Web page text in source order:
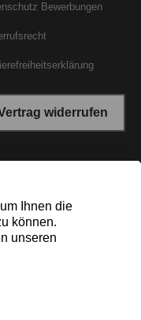
Bewerbungen
widerrufen